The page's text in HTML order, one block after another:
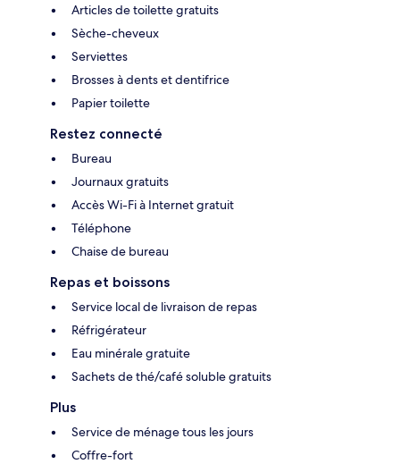
Articles de toilette gratuits
Sèche-cheveux
Serviettes
Brosses à dents et dentifrice
Papier toilette
Restez connecté
Bureau
Journaux gratuits
Accès Wi-Fi à Internet gratuit
Téléphone
Chaise de bureau
Repas et boissons
Service local de livraison de repas
Réfrigérateur
Eau minérale gratuite
Sachets de thé/café soluble gratuits
Plus
Service de ménage tous les jours
Coffre-fort